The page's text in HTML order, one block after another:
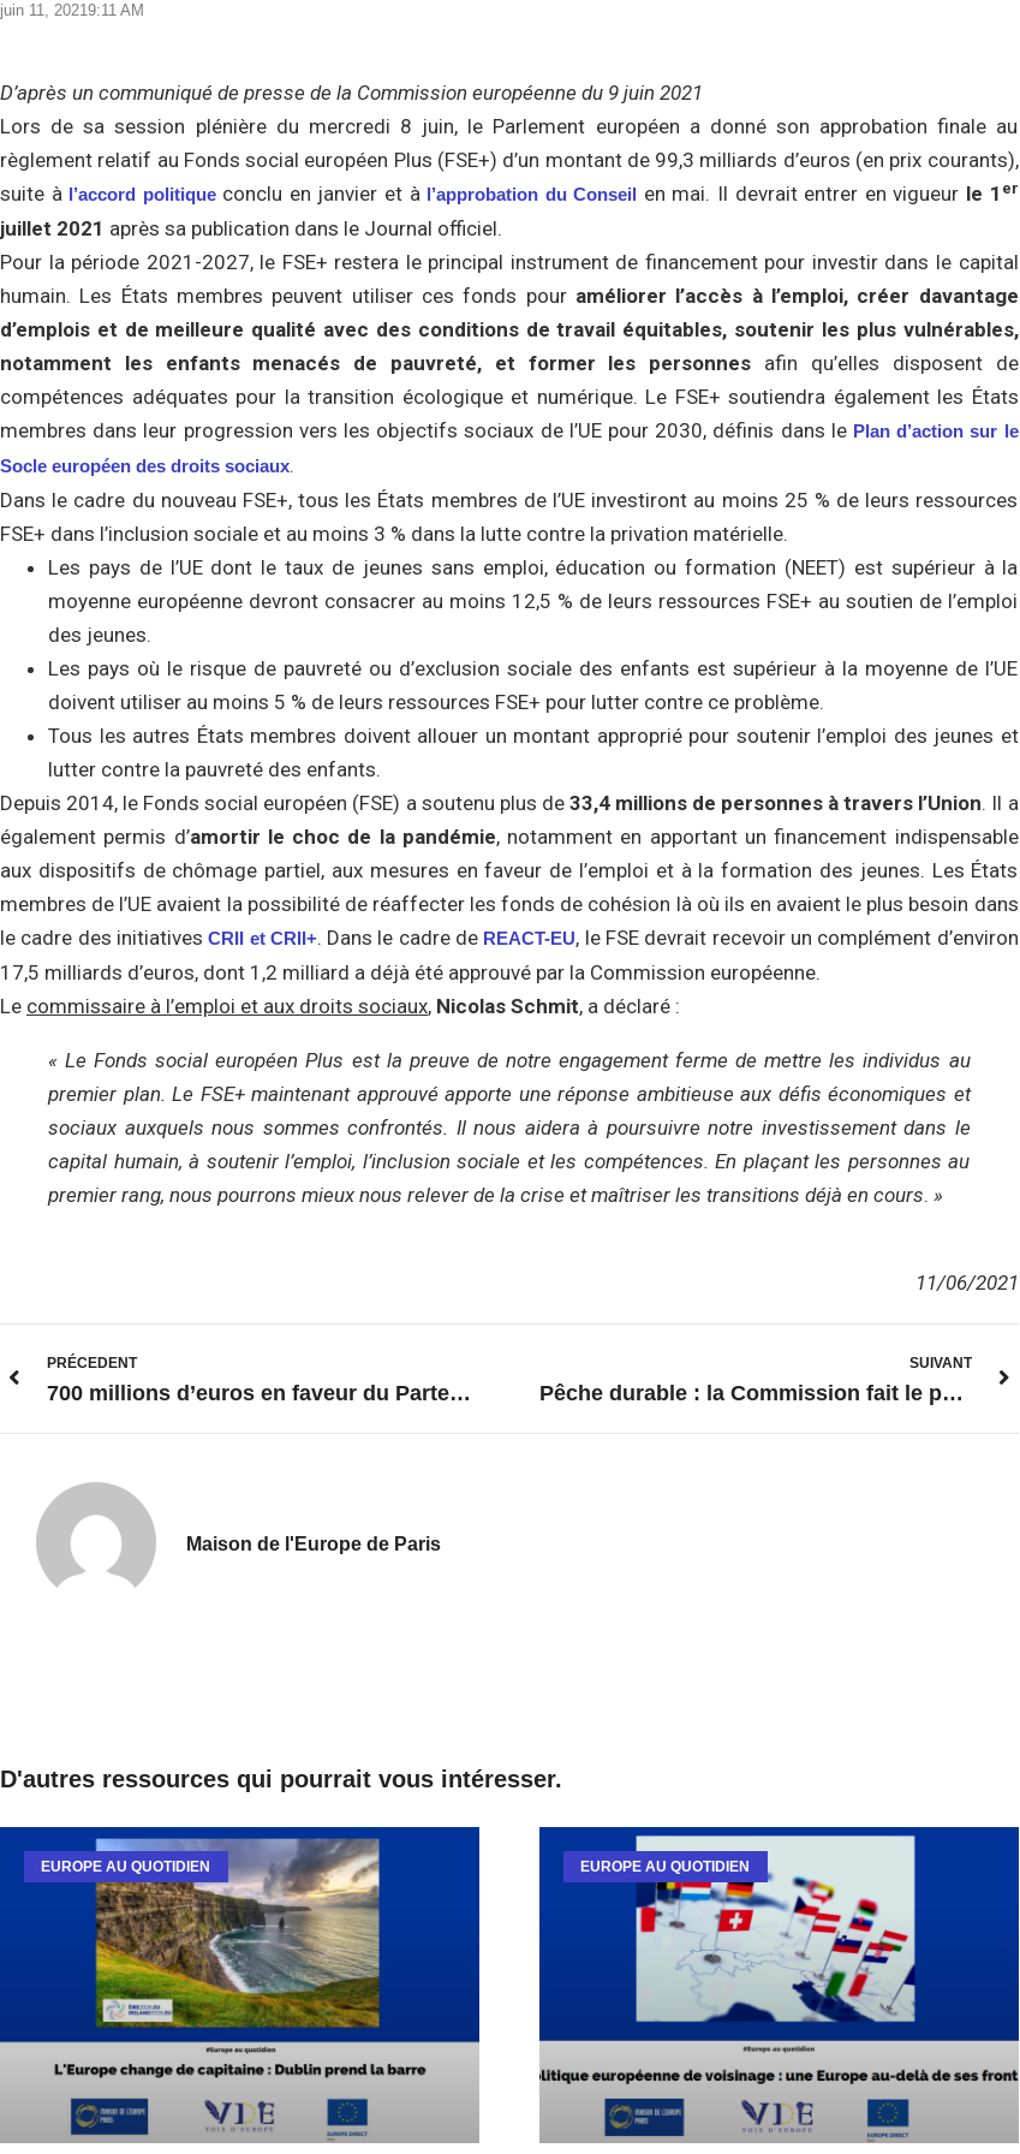
juin 11, 20219:11 AM
D’après un communiqué de presse de la Commission européenne du 9 juin 2021
Lors de sa session plénière du mercredi 8 juin, le Parlement européen a donné son approbation finale au
règlement relatif au Fonds social européen Plus (FSE+) d’un montant de 99,3 milliards d’euros (en prix courants),
suite à l’accord politiqueconclu en janvier et à l’approbation du Conseil en mai. Il devrait entrer en vigueur le 1 er
juillet 2021 après sa publication dans le Journal officiel.
Pour la période 2021-2027, le FSE+ restera le principal instrument de financement pour investir dans le capital
humain. Les États membres peuvent utiliser ces fonds pour améliorer l’accès à l’emploi, créer davantage
d’emplois et de meilleure qualité avec des conditions de travail équitables, soutenir les plus vulnérables,
notamment les enfants menacés de pauvreté, et former les personnes afin qu’elles disposent de
compétences adéquates pour la transition écologique et numérique. Le FSE+ soutiendra également les États
membres dans leur progression vers les objectifs sociaux de l’UE pour 2030, définis dans lePlan d’action sur le
Socle européen des droits sociaux.
Dans le cadre du nouveau FSE+, tous les États membres de l’UE investiront au moins 25 % de leurs ressources
FSE+ dans l’inclusion sociale et au moins 3 % dans la lutte contre la privation matérielle.
Les pays de l’UE dont le taux de jeunes sans emploi, éducation ou formation (NEET) est supérieur à la
moyenne européenne devront consacrer au moins 12,5 % de leurs ressources FSE+ au soutien de l’emploi
des jeunes.
Les pays où le risque de pauvreté ou d’exclusion sociale des enfants est supérieur à la moyenne de l’UE
doivent utiliser au moins 5 % de leurs ressources FSE+ pour lutter contre ce problème.
Tous les autres États membres doivent allouer un montant approprié pour soutenir l’emploi des jeunes et
lutter contre la pauvreté des enfants.
Depuis 2014, le Fonds social européen (FSE) a soutenu plus de 33,4 millions de personnes à travers l’Union. Il a
également permis d’amortir le choc de la pandémie, notamment en apportant un financement indispensable
aux dispositifs de chômage partiel, aux mesures en faveur de l’emploi et à la formation des jeunes. Les États
membres de l’UE avaient la possibilité de réaffecter les fonds de cohésion là où ils en avaient le plus besoin dans
le cadre des initiativesCRII et CRII+. Dans le cadre de REACT-EU, le FSE devrait recevoir un complément d’environ
17,5 milliards d’euros, dont 1,2 milliard a déjà été approuvé par la Commission européenne.
Le commissaire à l’emploi et aux droits sociaux, Nicolas Schmit, a déclaré :
« Le Fonds social européen Plus est la preuve de notre engagement ferme de mettre les individus au
premier plan. Le FSE+ maintenant approuvé apporte une réponse ambitieuse aux défis économiques et
sociaux auxquels nous sommes confrontés. Il nous aidera à poursuivre notre investissement dans le
capital humain, à soutenir l’emploi, l’inclusion sociale et les compétences. En plaçant les personnes au
premier rang, nous pourrons mieux nous relever de la crise et maîtriser les transitions déjà en cours. »
11/06/2021
PRÉCEDENT
700 millions d’euros en faveur du Partenariat mondial pour l’éducation de la part de l’UE pour la période 2021-2027
SUIVANT
Pêche durable : la Commission fait le point sur l’avancée des progrès de l’UE et lance une consultation sur les possibilités de pêche pour 2022
Maison de l'Europe de Paris
D'autres ressources qui pourrait vous intéresser.
EUROPE AU QUOTIDIEN EUROPE AU QUOTIDIEN